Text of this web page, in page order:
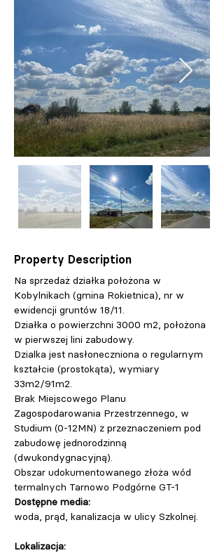
Property Description
Na sprzedaż działka położona w
Kobylnikach (gmina Rokietnica), nr w
ewidencji gruntów 18/11.
Działka o powierzchni 3000 m2, położona
w pierwszej lini zabudowy.
Dzialka jest nasłoneczniona o regularnym
kształcie (prostokąta), wymiary
33m2/91m2.
Brak Miejscowego Planu
Zagospodarowania Przestrzennego, w
Studium (0-12MN) z przeznaczeniem pod
zabudowę jednorodzinną
(dwukondygnacyjną).
Obszar udokumentowanego złoża wód
termalnych Tarnowo Podgórne GT-1
Dostępne media:
woda, prąd, kanalizacja w ulicy Szkolnej.
Lokalizacja: